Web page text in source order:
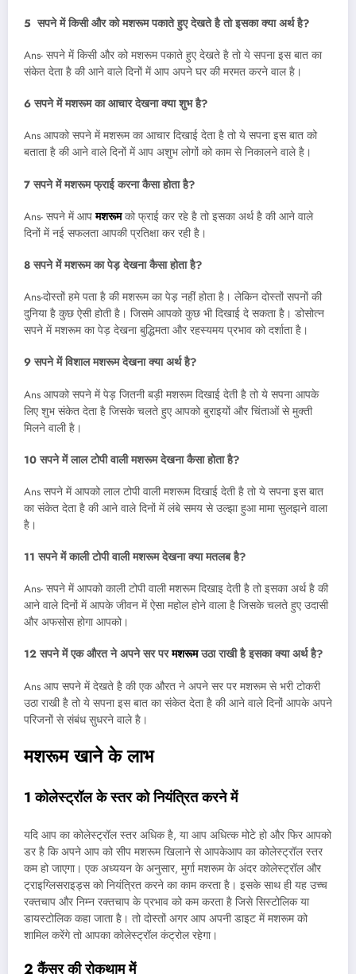
5 सपने में किसी और को मशरूम पकाते हुए देखते है तो इसका क्या अर्थ है?
Ans- सपने में किसी और को मशरूम पकाते हुए देखते है तो ये सपना इस बात का
संकेत देता है की आने वाले दिनों में आप अपने घर की मरमत करने वाल है।
6 सपने में मशरूम का आचार देखना क्या शुभ है?
Ans आपको सपने में मशरूम का आचार दिखाई देता है तो ये सपना इस बात को
बताता है की आने वाले दिनों में आप अशुभ लोगों को काम से निकालने वाले है।
7 सपने में मशरूम फ्राई करना कैसा होता है?
Ans- सपने में आपमशरूमको फ्राई कर रहे है तो इसका अर्थ है की आने वाले
दिनों में नई सफलता आपकी प्रतिक्षा कर रही है।
8 सपने में मशरूम का पेड़ देखना कैसा होता है?
Ans-दोस्तों हमे पता है की मशरूम का पेड़ नहीं होता है। लेकिन दोस्तों सपनों की
दुनिया है कुछ ऐसी होती है। जिसमे आपको कुछ भी दिखाई दे सकता है। डोसोत्न
सपने में मशरूम का पेड़ देखना बुद्धिमता और रहस्यमय प्रभाव को दर्शाता है।
9 सपने में विशाल मशरूम देखना क्या अर्थ है?
Ans आपको सपने में पेड़ जितनी बड़ी मशरूम दिखाई देती है तो ये सपना आपके
लिए शुभ संकेत देता है जिसके चलते हुए आपको बुराइयों और चिंताओं से मुक्ती
मिलने वाली है।
10 सपने में लाल टोपी वाली मशरूम देखना कैसा होता है?
Ans सपने में आपको लाल टोपी वाली मशरूम दिखाई देती है तो ये सपना इस बात
का संकेत देता है की आने वाले दिनों में लंबे समय से उल्झा हुआ मामा सुलझने वाला
है।
11 सपने में काली टोपी वाली मशरूम देखना क्या मतलब है?
Ans- सपने में आपको काली टोपी वाली मशरूम दिखाइ देती है तो इसका अर्थ है की
आने वाले दिनों में आपके जीवन में ऐसा महोल होने वाला है जिसके चलते हुए उदासी
और अफसोस होगा आपको।
12 सपने में एक औरत ने अपने सर परमशरूमउठा राखी है इसका क्या अर्थ है?
Ans आप सपने में देखते है की एक औरत ने अपने सर पर मशरूम से भरी टोकरी
उठा राखी है तो ये सपना इस बात का संकेत देता है की आने वाले दिनों आपके अपने
परिजनों से संबंध सुधरने वाले है।
मशरूम खाने के लाभ
1 कोलेस्ट्रॉल के स्तर को नियंत्रित करने में
यदि आप का कोलेस्ट्रॉल स्तर अधिक है, या आप अधित्क मोटे हो और फिर आपको
डर है कि अपने आप को सीप मशरूम खिलाने से आपकेआप का कोलेस्ट्रॉल स्तर
कम हो जाएगा। एक अध्ययन के अनुसार, मुर्गा मशरूम के अंदर कोलेस्ट्रॉल और
ट्राइग्लिसराइड्स को नियंत्रित करने का काम करता है। इसके साथ ही यह उच्च
रक्तचाप और निम्न रक्तचाप के प्रभाव को कम करता है जिसे सिस्टोलिक या
डायस्टोलिक कहा जाता है। तो दोस्तों अगर आप अपनी डाइट में मशरूम को
शामिल करेंगे तो आपका कोलेस्ट्रॉल कंट्रोल रहेगा।
2 कैंसर की रोकथाम में